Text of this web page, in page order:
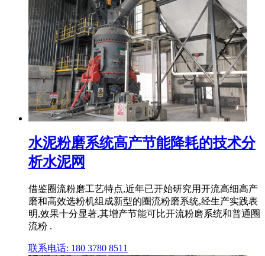
水泥粉磨系统高产节能降耗的技术分
析水泥网
借鉴圈流粉磨工艺特点,近年已开始研究用开流高细高产
磨和高效选粉机组成新型的圈流粉磨系统,经生产实践表
明,效果十分显著,其增产节能可比开流粉磨系统和普通圈
流粉 .
联系电话: 180 3780 8511